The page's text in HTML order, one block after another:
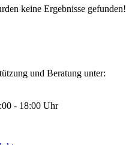
keine Ergebnisse gefunden!
und Beratung unter:
- 18:00 Uhr